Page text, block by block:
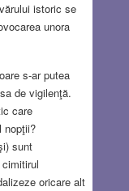
istoric se
unora
s-ar putea
de vigilenţă.
care
nopţii?
sunt
oricare alt